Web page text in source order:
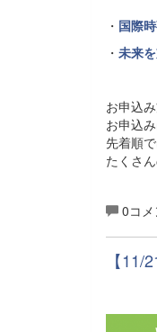
・ 国際
・ 未来
お申込
お申込
先着順
たくさ
0コメ
【